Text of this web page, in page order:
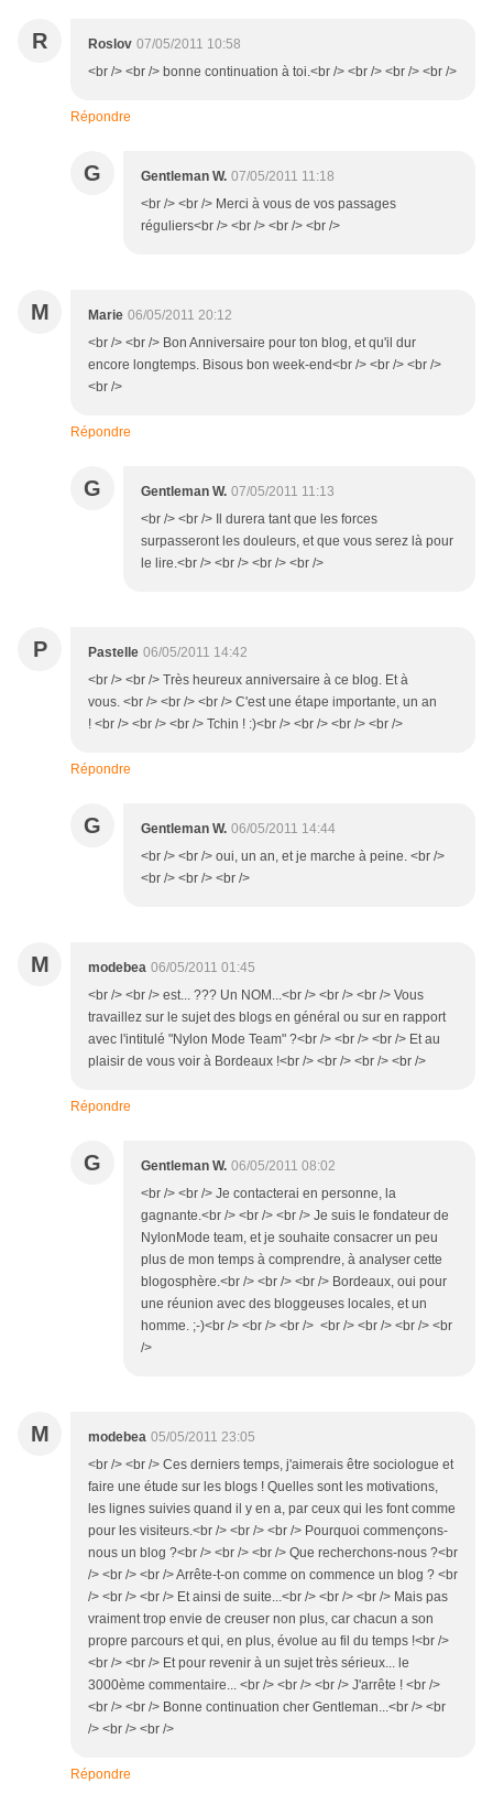
R Roslov 07/05/2011 10:58
<br /> <br /> bonne continuation à toi.<br /> <br /> <br /> <br />
Répondre
G Gentleman W. 07/05/2011 11:18
<br /> <br /> Merci à vous de vos passages
réguliers<br /> <br /> <br /> <br />
M Marie 06/05/2011 20:12
<br /> <br /> Bon Anniversaire pour ton blog, et qu'il dur
encore longtemps. Bisous bon week-end<br /> <br /> <br />
<br />
Répondre
G Gentleman W. 07/05/2011 11:13
<br /> <br /> Il durera tant que les forces
surpasseront les douleurs, et que vous serez là pour
le lire.<br /> <br /> <br /> <br />
P Pastelle 06/05/2011 14:42
<br /> <br /> Très heureux anniversaire à ce blog. Et à
vous. <br /> <br /> <br /> C'est une étape importante, un an
! <br /> <br /> <br /> Tchin ! :)<br /> <br /> <br /> <br />
Répondre
G Gentleman W. 06/05/2011 14:44
<br /> <br /> oui, un an, et je marche à peine. <br />
<br /> <br /> <br />
M modebea 06/05/2011 01:45
<br /> <br /> est... ??? Un NOM...<br /> <br /> <br /> Vous
travaillez sur le sujet des blogs en général ou sur en rapport
avec l'intitulé "Nylon Mode Team" ?<br /> <br /> <br /> Et au
plaisir de vous voir à Bordeaux !<br /> <br /> <br /> <br />
Répondre
G Gentleman W. 06/05/2011 08:02
<br /> <br /> Je contacterai en personne, la
gagnante.<br /> <br /> <br /> Je suis le fondateur de
NylonMode team, et je souhaite consacrer un peu
plus de mon temps à comprendre, à analyser cette
blogosphère.<br /> <br /> <br /> Bordeaux, oui pour
une réunion avec des bloggeuses locales, et un
homme. ;-)<br /> <br /> <br /> <br /> <br /> <br /> <br
/>
M modebea 05/05/2011 23:05
<br /> <br /> Ces derniers temps, j'aimerais être sociologue et
faire une étude sur les blogs ! Quelles sont les motivations,
les lignes suivies quand il y en a, par ceux qui les font comme
pour les visiteurs.<br /> <br /> <br /> Pourquoi commençons-
nous un blog ?<br /> <br /> <br /> Que recherchons-nous ?<br
/> <br /> <br /> Arrête-t-on comme on commence un blog ? <br
/> <br /> <br /> Et ainsi de suite...<br /> <br /> <br /> Mais pas
vraiment trop envie de creuser non plus, car chacun a son
propre parcours et qui, en plus, évolue au fil du temps !<br />
<br /> <br /> Et pour revenir à un sujet très sérieux... le
3000ème commentaire... <br /> <br /> <br /> J'arrête ! <br />
<br /> <br /> Bonne continuation cher Gentleman...<br /> <br
/> <br /> <br />
Répondre